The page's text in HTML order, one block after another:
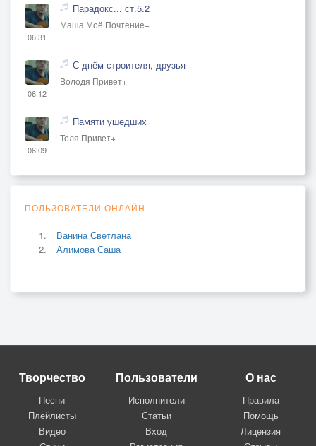
06:31
Парадокс... ст.5.2
Маша Моё Почтение+
06:12
С днём строителя, друзья
Володя Привет+
06:09
Памяти ушедших
Толя Привет+
ПОЛЬЗОВАТЕЛИ ОНЛАЙН
Ванина Светлана
Алимова Саша
Творчество
Песни
Плейлисты
Видео
Пользователи
Исполнители
Статьи
Вход
О нас
Правила
Помощь
Лицензия